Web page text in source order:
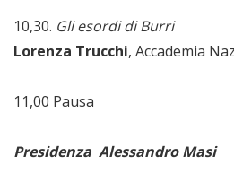
10,30. Gli esordi di Burri
Lorenza Trucchi, Accademia
11,00 Pausa
Presidenza Alessandro Masi